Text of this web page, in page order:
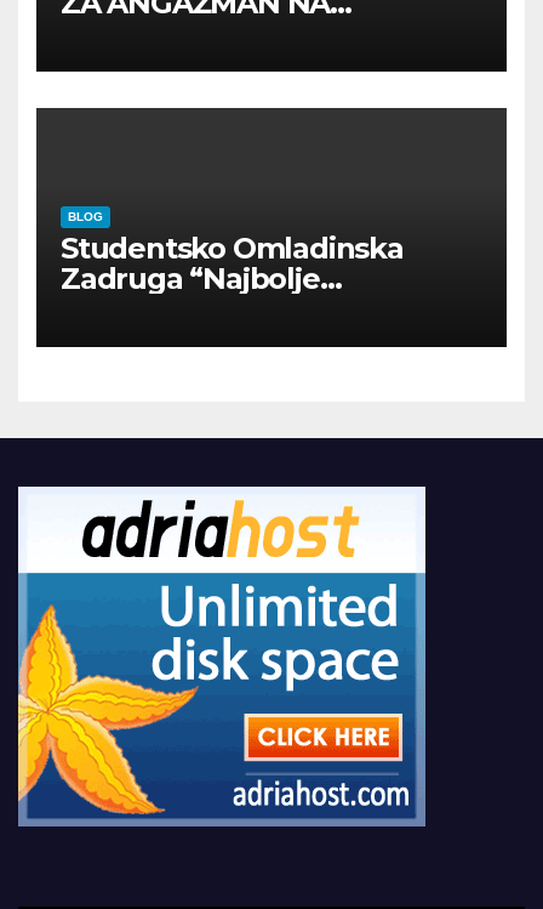
BLOG
Studentsko Omladinska
Zadruga “Najbolje